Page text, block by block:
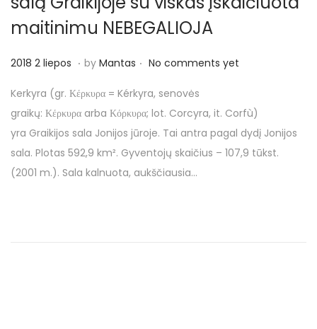
maitinimu NEBEGALIOJA
P
s
t
e
d
o
2018 2 liepos 2
1
8
2
l
i
. by Mantas . No comments yet
Kerkyra (gr. Κέρκυρα = Kérkyra, senovės
graikų: Κέρκυρα arba Κόρκυρα; lot. Corcyra, it. Corfù)
yra Graikijos sala Jonijos jūroje. Tai antra pagal dydį Jonijos
sala. Plotas 592,9 km². Gyventojų skaičius – 107,9 tūkst.
(2001 m.). Sala kalnuota, aukščiausia…